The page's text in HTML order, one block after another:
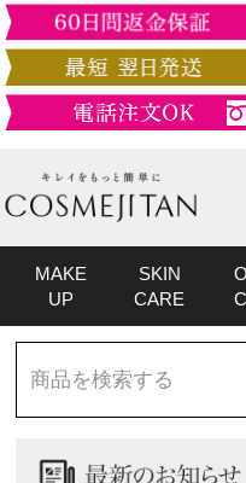
MAKE
UP
SKIN
CARE